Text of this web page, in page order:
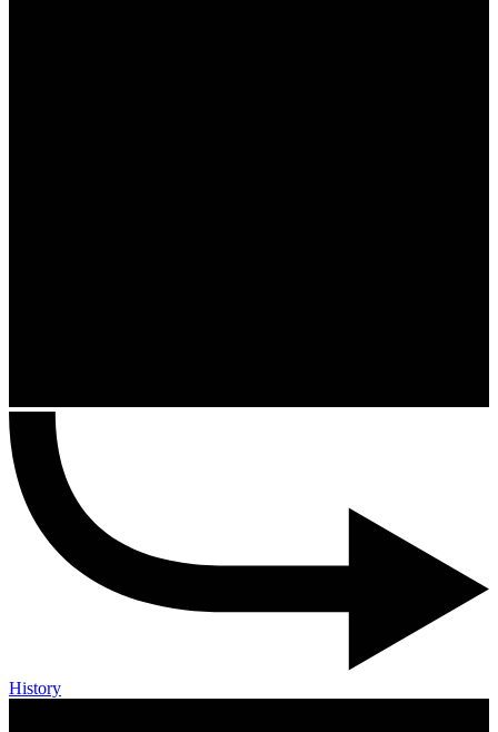
History